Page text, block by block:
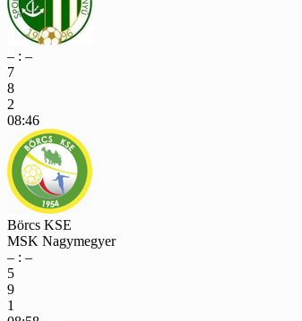
– : –
7
8
2
08:46
Börcs KSE
MSK Nagymegyer
– : –
5
9
1